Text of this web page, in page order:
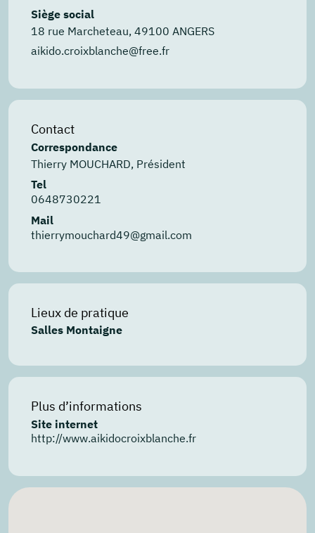
Siège social
18 rue Marcheteau, 49100 ANGERS
aikido.croixblanche@free.fr
Contact
Correspondance
Thierry MOUCHARD, Président
Tel
0648730221
Mail
thierrymouchard49@gmail.com
Lieux de pratique
Salles Montaigne
Plus d’informations
Site internet
http://www.aikidocroixblanche.fr